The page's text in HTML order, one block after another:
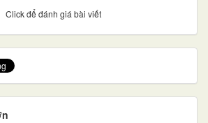
Click để đánh giá bài viết